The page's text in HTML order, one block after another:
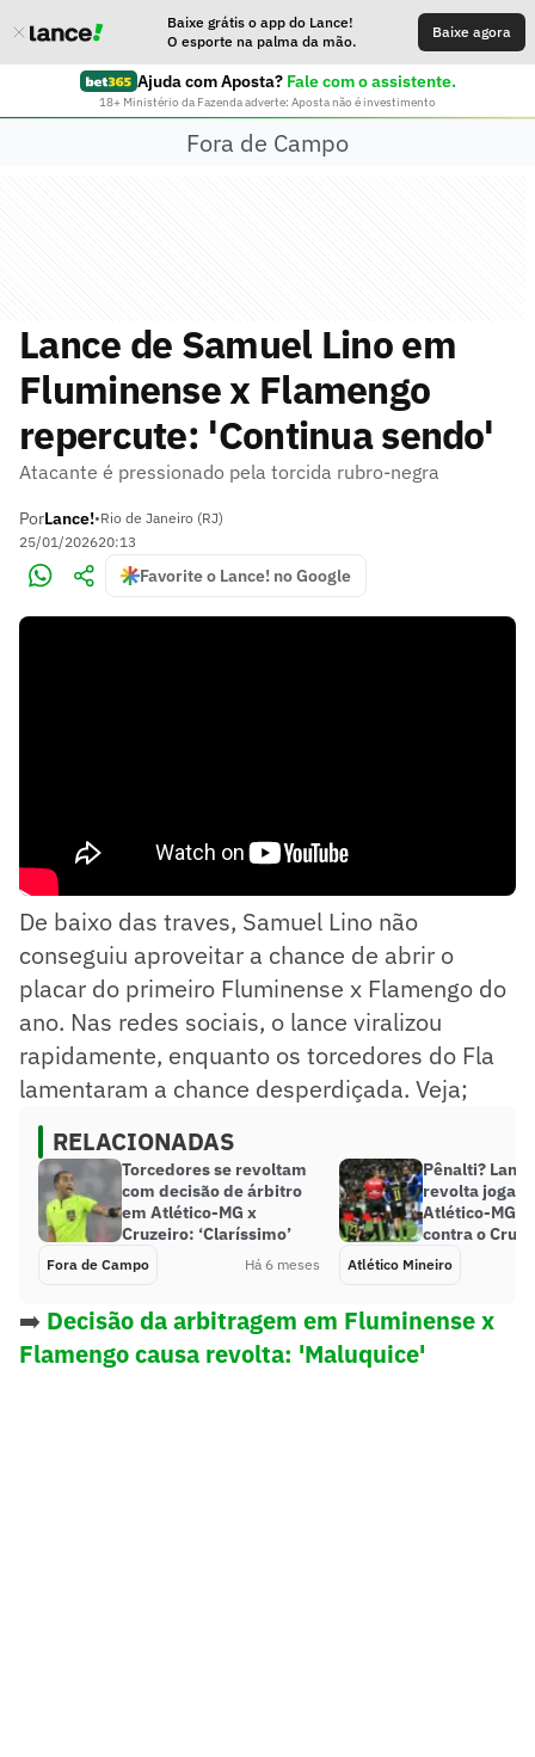
Baixe grátis o app do Lance!
O esporte na palma da mão.
Baixe agora
Ajuda com Aposta? Fale com o assistente.
18+ Ministério da Fazenda adverte: Aposta não é investimento
Fora de Campo
Lance de Samuel Lino em
Fluminense x Flamengo
repercute: 'Continua sendo'
Atacante é pressionado pela torcida rubro-negra
PorLance!•Rio de Janeiro (RJ)
25/01/202620:13
Favorite o Lance! no Google
De baixo das traves, Samuel Lino não
conseguiu aproveitar a chance de abrir o
placar do primeiro Fluminense x Flamengo do
ano. Nas redes sociais, o lance viralizou
rapidamente, enquanto os torcedores do Fla
lamentaram a chance desperdiçada. Veja;
RELACIONADAS
Torcedores se revoltam
com decisão de árbitro
em Atlético-MG x
Cruzeiro: ‘Claríssimo’
Fora de Campo Há 6 meses
Pênalti?
revolta
Atlético-MG
contra o
Atlético Mineiro
➡️ Decisão da arbitragem em Fluminense x
Flamengo causa revolta: 'Maluquice'